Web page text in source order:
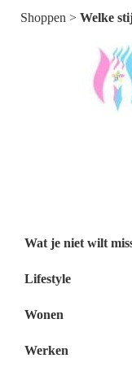
Shoppen > Welke
Wat je niet wilt
Lifestyle
Wonen
Werken